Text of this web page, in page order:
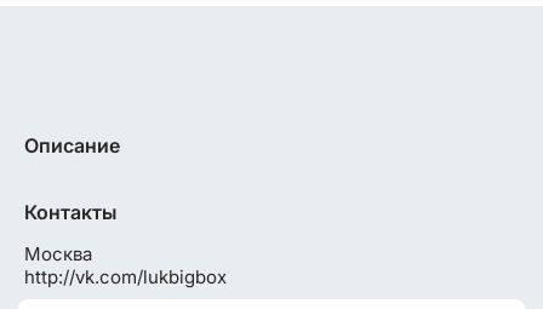
Описание
Контакты
Москва
http://vk.com/lukbigbox